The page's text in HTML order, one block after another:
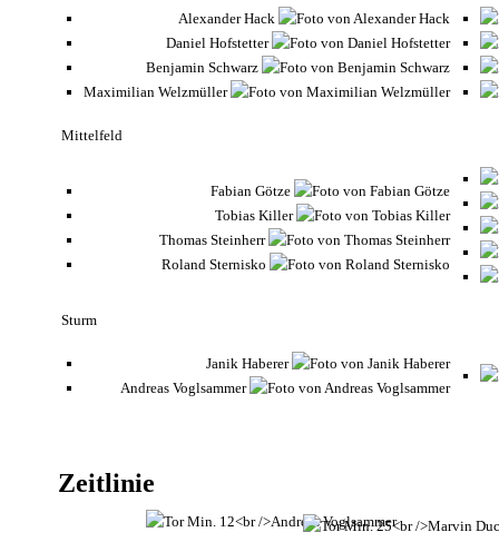
Alexander Hack
Daniel Hofstetter
Benjamin Schwarz
Maximilian Welzmüller
Mittelfeld
Fabian Götze
Tobias Killer
Thomas Steinherr
Roland Sternisko
Sturm
Janik Haberer
Andreas Voglsammer
Zeitlinie